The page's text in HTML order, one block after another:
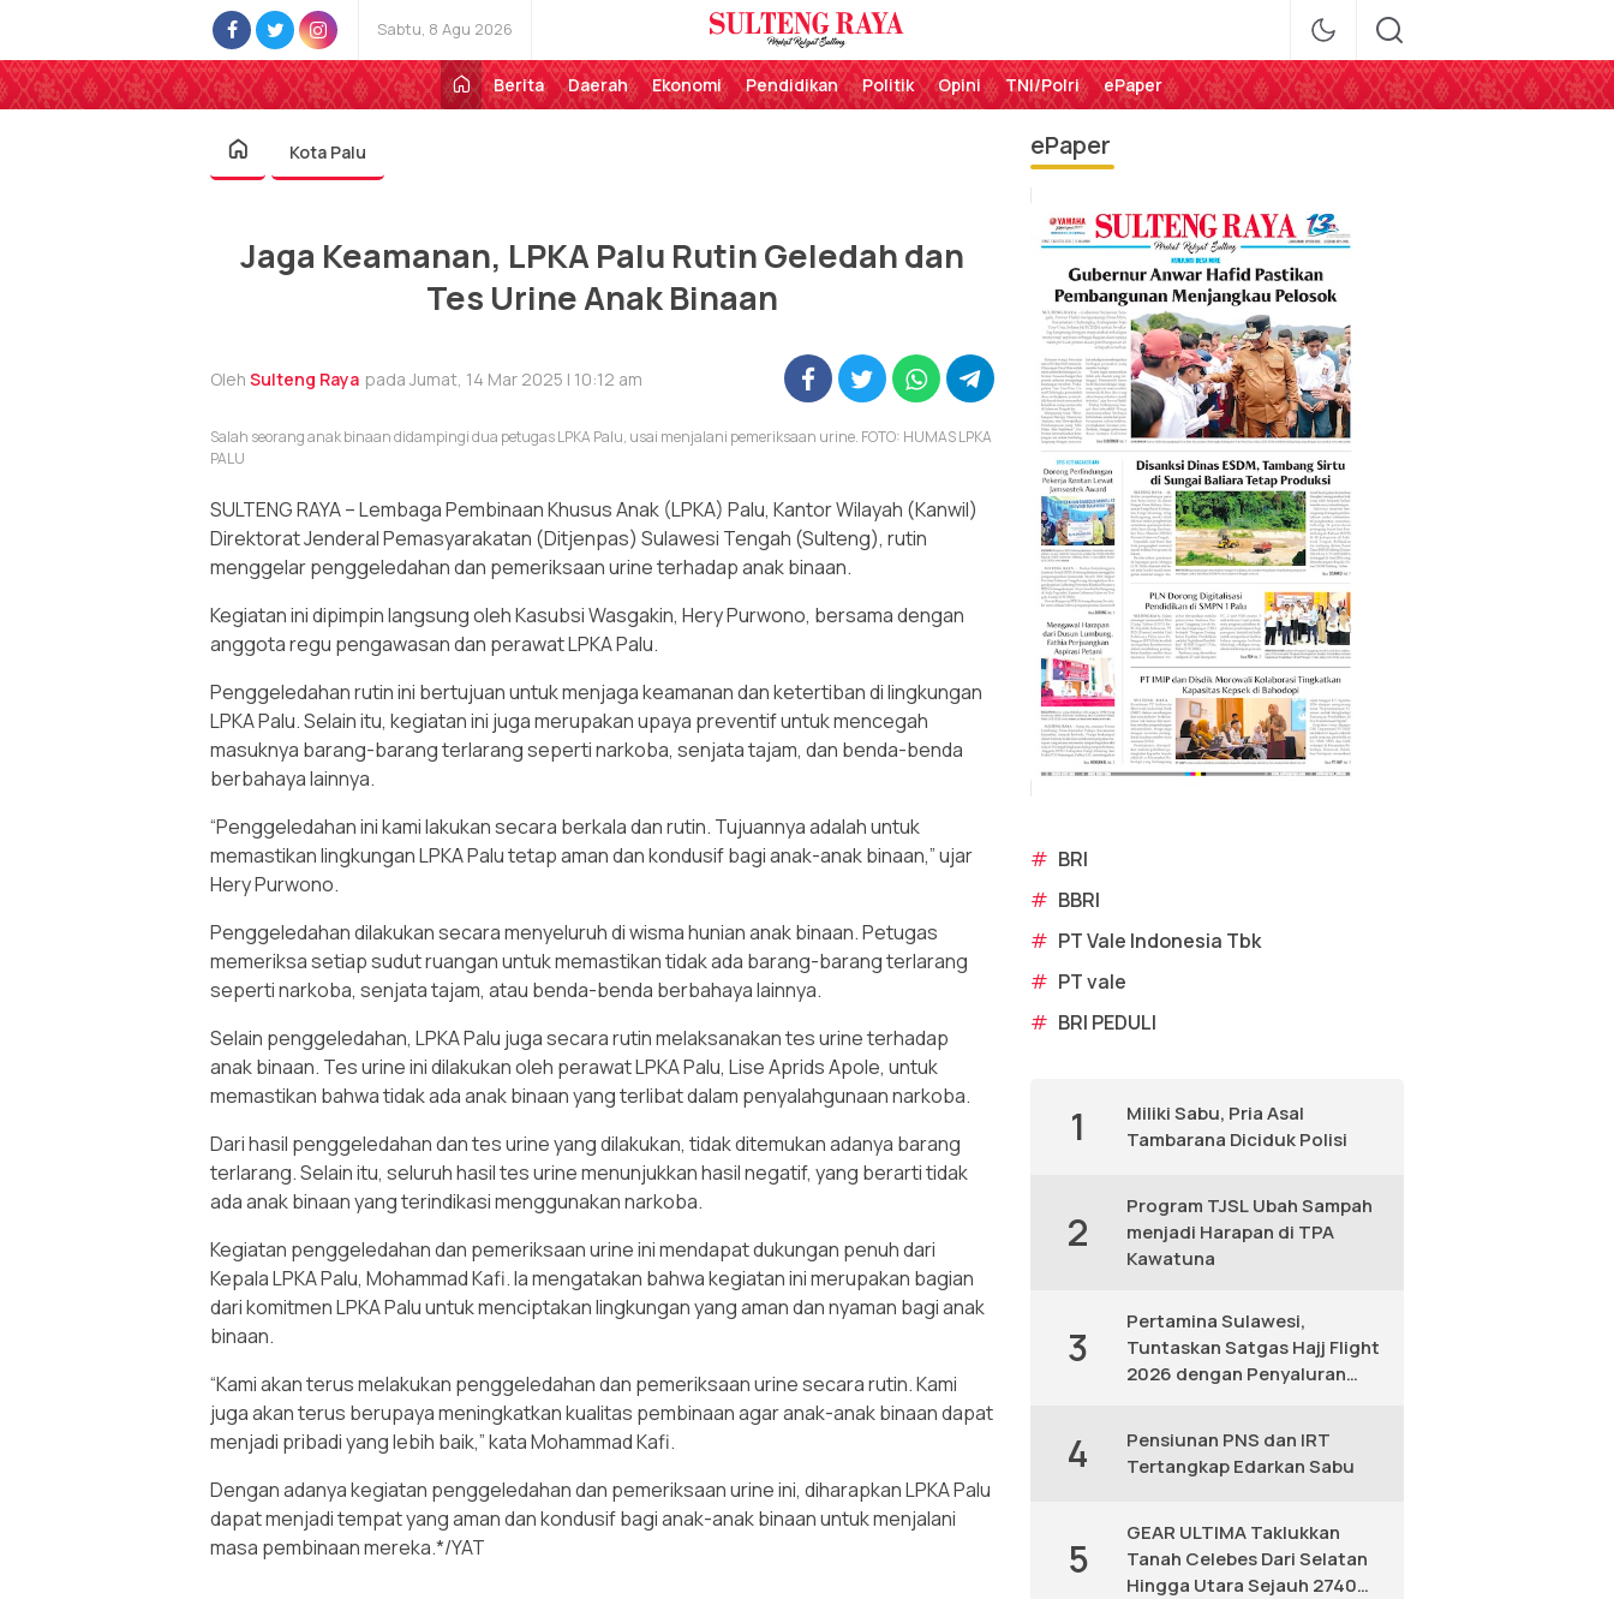
Sabtu, 8 Agu 2026
Sulteng Raya
Perekat Rakyat Sulteng
Berita
Daerah Ekonomi Pendidikan Politik Opini TNI/Polri ePaper
Kota Palu
Jaga Keamanan, LPKA Palu Rutin Geledah dan
Tes Urine Anak Binaan
Oleh Sulteng Raya pada Jumat, 14 Mar 2025 | 10:12 am
Salah seorang anak binaan didampingi dua petugas LPKA Palu, usai menjalani pemeriksaan urine. FOTO: HUMAS LPKA
PALU
SULTENG RAYA – Lembaga Pembinaan Khusus Anak (LPKA) Palu, Kantor Wilayah (Kanwil)
Direktorat Jenderal Pemasyarakatan (Ditjenpas) Sulawesi Tengah (Sulteng), rutin
menggelar penggeledahan dan pemeriksaan urine terhadap anak binaan.
Kegiatan ini dipimpin langsung oleh Kasubsi Wasgakin, Hery Purwono, bersama dengan
anggota regu pengawasan dan perawat LPKA Palu.
Penggeledahan rutin ini bertujuan untuk menjaga keamanan dan ketertiban di lingkungan
LPKA Palu. Selain itu, kegiatan ini juga merupakan upaya preventif untuk mencegah
masuknya barang-barang terlarang seperti narkoba, senjata tajam, dan benda-benda
berbahaya lainnya.
“Penggeledahan ini kami lakukan secara berkala dan rutin. Tujuannya adalah untuk
memastikan lingkungan LPKA Palu tetap aman dan kondusif bagi anak-anak binaan,” ujar
Hery Purwono.
Penggeledahan dilakukan secara menyeluruh di wisma hunian anak binaan. Petugas
memeriksa setiap sudut ruangan untuk memastikan tidak ada barang-barang terlarang
seperti narkoba, senjata tajam, atau benda-benda berbahaya lainnya.
Selain penggeledahan, LPKA Palu juga secara rutin melaksanakan tes urine terhadap
anak binaan. Tes urine ini dilakukan oleh perawat LPKA Palu, Lise Aprids Apole, untuk
memastikan bahwa tidak ada anak binaan yang terlibat dalam penyalahgunaan narkoba.
Dari hasil penggeledahan dan tes urine yang dilakukan, tidak ditemukan adanya barang
terlarang. Selain itu, seluruh hasil tes urine menunjukkan hasil negatif, yang berarti tidak
ada anak binaan yang terindikasi menggunakan narkoba.
Kegiatan penggeledahan dan pemeriksaan urine ini mendapat dukungan penuh dari
Kepala LPKA Palu, Mohammad Kafi. Ia mengatakan bahwa kegiatan ini merupakan bagian
dari komitmen LPKA Palu untuk menciptakan lingkungan yang aman dan nyaman bagi anak
binaan.
“Kami akan terus melakukan penggeledahan dan pemeriksaan urine secara rutin. Kami
juga akan terus berupaya meningkatkan kualitas pembinaan agar anak-anak binaan dapat
menjadi pribadi yang lebih baik,” kata Mohammad Kafi.
Dengan adanya kegiatan penggeledahan dan pemeriksaan urine ini, diharapkan LPKA Palu
dapat menjadi tempat yang aman dan kondusif bagi anak-anak binaan untuk menjalani
masa pembinaan mereka.*/YAT
ePaper
# BRI
# BBRI
# PT Vale Indonesia Tbk
# PT vale
# BRI PEDULI
1
Miliki Sabu, Pria Asal
Tambarana Diciduk Polisi
2
Program TJSL Ubah Sampah
menjadi Harapan di TPA
Kawatuna
3
Pertamina Sulawesi,
Tuntaskan Satgas Hajj Flight
2026 dengan Penyaluran
4
Pensiunan PNS dan IRT
Tertangkap Edarkan Sabu
5
GEAR ULTIMA Taklukkan
Tanah Celebes Dari Selatan
Hingga Utara Sejauh 2740